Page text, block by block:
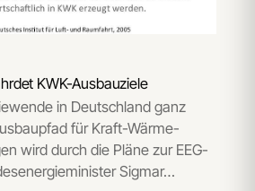
KWK-Ausbauziele
in Deutschland ganz
für Kraft-Wärme-
wird durch die Pläne zur EEG-
Sigmar…